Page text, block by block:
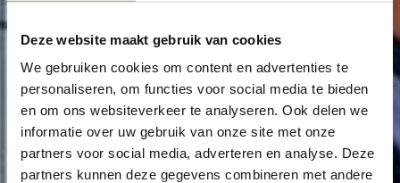
Deze website maakt gebruik van cookies
We gebruiken cookies om content en advertenties te
personaliseren, om functies voor social media te bieden
en om ons websiteverkeer te analyseren. Ook delen we
informatie over uw gebruik van onze site met onze
partners voor social media, adverteren en analyse. Deze
partners kunnen deze gegevens combineren met andere